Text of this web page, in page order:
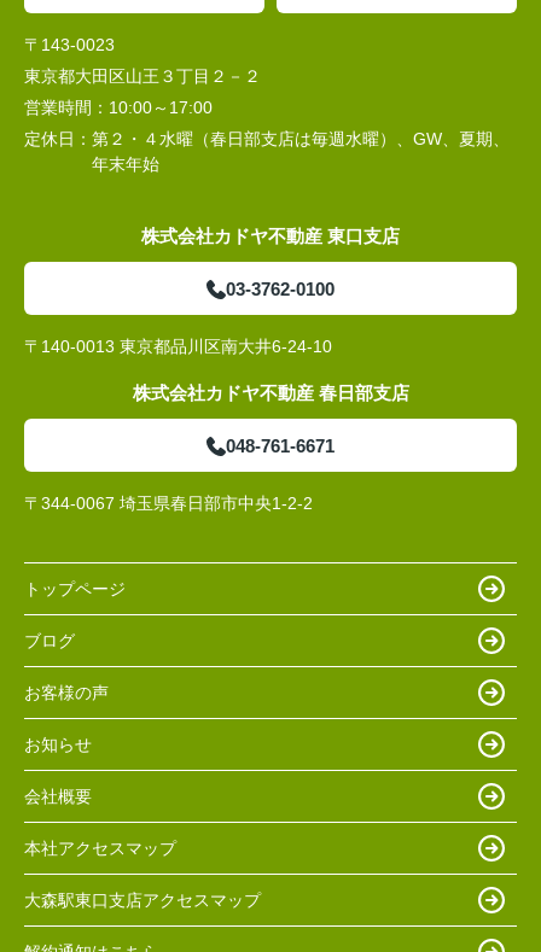
〒143-0023
東京都大田区山王３丁目２－２
営業時間： 10:00～17:00
定休日： 第２・４水曜（春日部支店は毎週水曜）、GW、夏期、
年末年始
株式会社カドヤ不動産 東口支店
03-3762-0100
〒140-0013 東京都品川区南大井6-24-10
株式会社カドヤ不動産 春日部支店
048-761-6671
〒344-0067 埼玉県春日部市中央1-2-2
トップページ
ブログ
お客様の声
お知らせ
会社概要
本社アクセスマップ
大森駅東口支店アクセスマップ